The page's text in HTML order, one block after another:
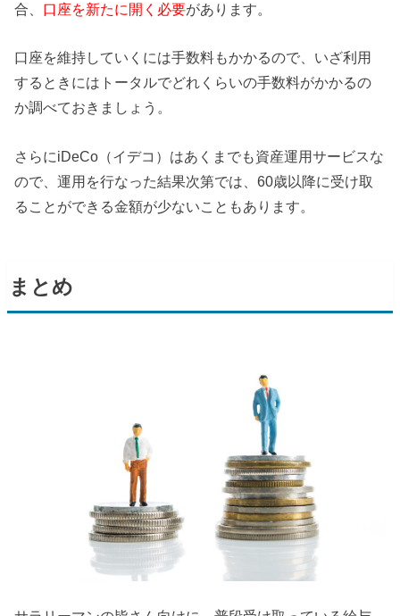
合、 口座を新たに開く必要があります。
口座を維持していくには手数料もかかるので、いざ利用
するときにはトータルでどれくらいの手数料がかかるの
か調べておきましょう。
さらにiDeCo（イデコ）はあくまでも資産運用サービスな
ので、運用を行なった結果次第では、60歳以降に受け取
ることができる金額が少ないこともあります。
まとめ